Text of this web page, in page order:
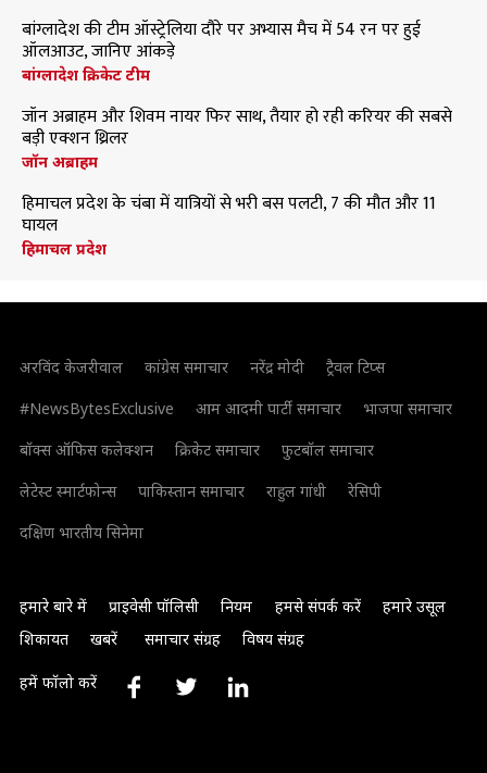
बांग्लादेश की टीम ऑस्ट्रेलिया दौरे पर अभ्यास मैच में 54 रन पर हुई
ऑलआउट, जानिए आंकड़े
बांग्लादेश क्रिकेट टीम
जॉन अब्राहम और शिवम नायर फिर साथ, तैयार हो रही करियर की सबसे
बड़ी एक्शन थ्रिलर
जॉन अब्राहम
हिमाचल प्रदेश के चंबा में यात्रियों से भरी बस पलटी, 7 की मौत और 11
घायल
हिमाचल प्रदेश
अरविंद केजरीवाल कांग्रेस समाचार नरेंद्र मोदी
ट्रैवल टिप्स
#NewsBytesExclusive
आम आदमी पार्टी समाचार
भाजपा समाचार
बॉक्स ऑफिस कलेक्शन
क्रिकेट समाचार
फुटबॉल समाचार
लेटेस्ट स्मार्टफोन्स
पाकिस्तान समाचार राहुल गांधी
रेसिपी
दक्षिण भारतीय सिनेमा
हमारे बारे में प्राइवेसी पॉलिसी नियम हमसे संपर्क करें
हमारे उसूल
शिकायत
खबरें समाचार संग्रह विषय संग्रह
हमें फॉलो करें